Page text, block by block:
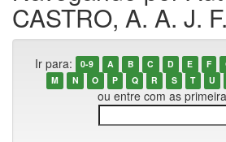
CASTRO, A. A. J. F.
Ir para: 0-9 A B C D E F
M
N O P Q R S T U
ou entre com as